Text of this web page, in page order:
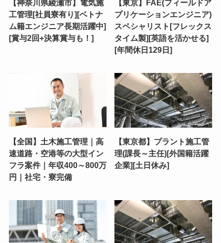
【神奈川県綾瀬市】電気施
工管理[社員寮有り][ベトナ
ム籍エンジニア長期活躍中]
[賞与2回+決算賞与も！]
【東京】FAE(フィールドア
プリケーションエンジニア)
スペシャリスト[フレックス
タイム製][英語を活かせる]
[年間休日129日]
【全国】土木施工管理｜高
速道路・空港等の大型イン
フラ案件｜年収400～800万
円｜社宅・寮完備
【東京都】プラント施工管
理(課長～主任)[外国籍活躍
企業][土日休み]